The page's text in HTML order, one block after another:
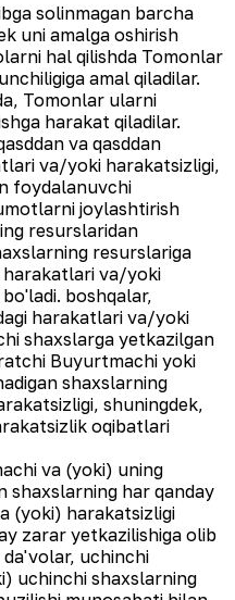
solinmagan barcha
uni amalga oshirish
hal qilishda Tomonlar
amal qiladilar.
Tomonlar ularni
harakat qiladilar.
va qasddan
va/yoki harakatsizligi,
foydalanuvchi
joylashtirish
resurslaridan
resurslariga
harakatlari va/yoki
boshqalar,
harakatlari va/yoki
shaxslarga yetkazilgan
Buyurtmachi yoki
shaxslarning
shuningdek,
oqibatlari
va (yoki) uning
shaxslarning har qanday
(yoki) harakatsizligi
zarar yetkazilishiga olib
uchinchi
uchinchi shaxslarning